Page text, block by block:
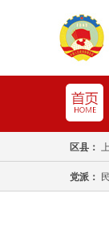
区县：
党派：